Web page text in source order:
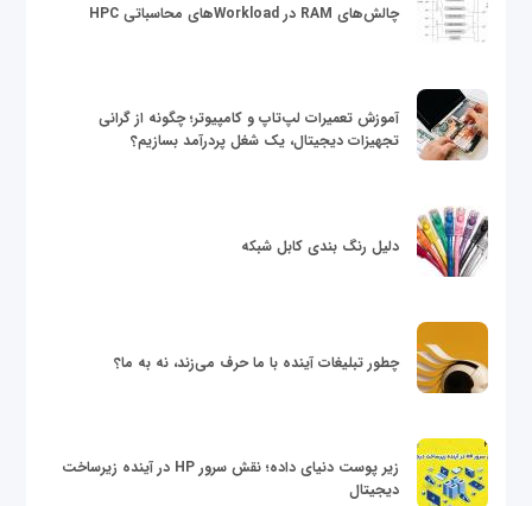
چالش‌های RAM در Workloadهای محاسباتی HPC
آموزش تعمیرات لپ‌تاپ و کامپیوتر؛ چگونه از گرانی
تجهیزات دیجیتال، یک شغل پردرآمد بسازیم؟
دلیل رنگ بندی کابل شبکه
چطور تبلیغات آینده با ما حرف می‌زند، نه به ما؟
زیر پوست دنیای داده؛ نقش سرور HP در آینده زیرساخت
دیجیتال